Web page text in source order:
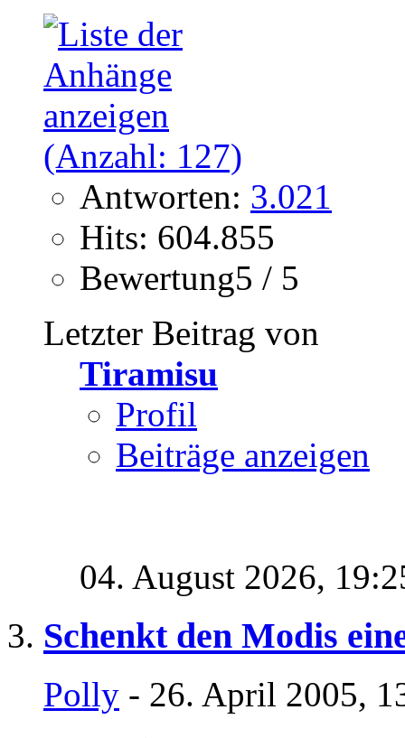
Antworten: 3.021
Hits: 604.855
Bewertung5 / 5
Letzter Beitrag von
Tiramisu
Profil
Beiträge anzeigen
04. August 2026,
Schenkt den Modis
Polly - 26. April 2005,